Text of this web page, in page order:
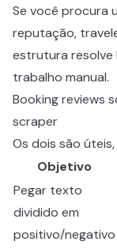
Se você procura
reputação,
estrutura resolve
trabalho manual.
Booking reviews
scraper
Os dois são
Objetivo
Pegar texto
dividido em
positivo/negativo